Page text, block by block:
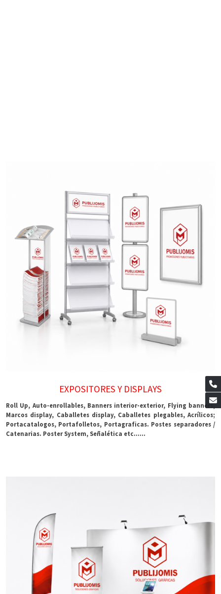
EXPOSITORES Y DISPLAYS
Roll Up, Auto-enrollables, Banners interior-exterior, Flying banners,
Marcos display, Caballetes display, Caballetes plegables, Acrílicos;
Portacatalogos, Portafolletos, Portagraficas. Postes separadores /
Catenarias. Poster System, Señalética etc......